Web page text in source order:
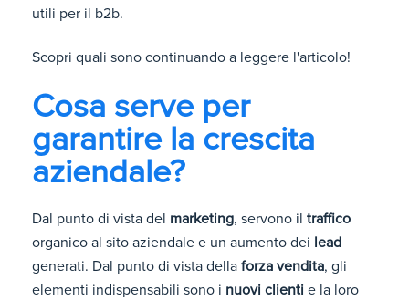
utili per il b2b.
Scopri quali sono continuando a leggere l'articolo!
Cosa serve per
garantire la crescita
aziendale?
Dal punto di vista del marketing, servono il traffico
organico al sito aziendale e un aumento dei lead
generati. Dal punto di vista della forza vendita, gli
elementi indispensabili sono i nuovi clienti e la loro